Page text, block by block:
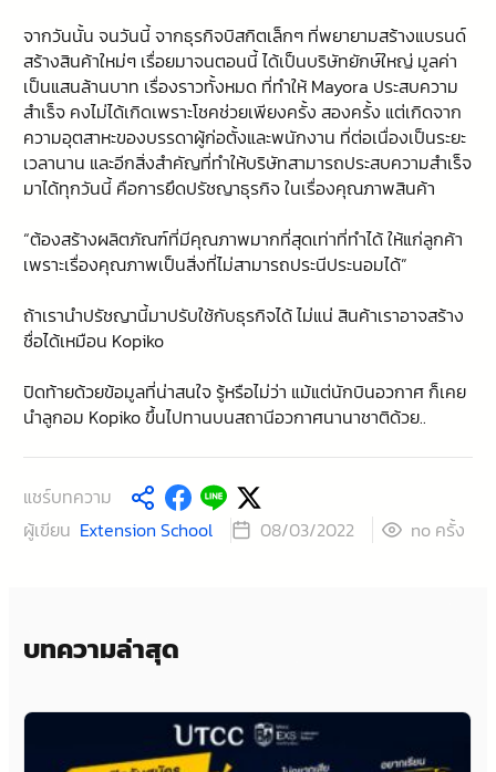
จากวันนั้น จนวันนี้ จากธุรกิจบิสกิตเล็กๆ ที่พยายามสร้างแบรนด์
สร้างสินค้าใหม่ๆ เรื่อยมาจนตอนนี้ ได้เป็นบริษัทยักษ์ใหญ่ มูลค่า
เป็นแสนล้านบาท เรื่องราวทั้งหมด ที่ทำให้ Mayora ประสบความ
สำเร็จ คงไม่ได้เกิดเพราะโชคช่วยเพียงครั้ง สองครั้ง แต่เกิดจาก
ความอุตสาหะของบรรดาผู้ก่อตั้งและพนักงาน ที่ต่อเนื่องเป็นระยะ
เวลานาน และอีกสิ่งสำคัญที่ทำให้บริษัทสามารถประสบความสำเร็จ
มาได้ทุกวันนี้ คือการยึดปรัชญาธุรกิจ ในเรื่องคุณภาพสินค้า
“ต้องสร้างผลิตภัณฑ์ที่มีคุณภาพมากที่สุดเท่าที่ทำได้ ให้แก่ลูกค้า
เพราะเรื่องคุณภาพเป็นสิ่งที่ไม่สามารถประนีประนอมได้”
ถ้าเรานำปรัชญานี้มาปรับใช้กับธุรกิจได้ ไม่แน่ สินค้าเราอาจสร้าง
ชื่อได้เหมือน Kopiko
ปิดท้ายด้วยข้อมูลที่น่าสนใจ รู้หรือไม่ว่า แม้แต่นักบินอวกาศ ก็เคย
นำลูกอม Kopiko ขึ้นไปทานบนสถานีอวกาศนานาชาติด้วย..
แชร์บทความ
ผู้เขียน Extension School 08/03/2022 no ครั้ง
บทความล่าสุด